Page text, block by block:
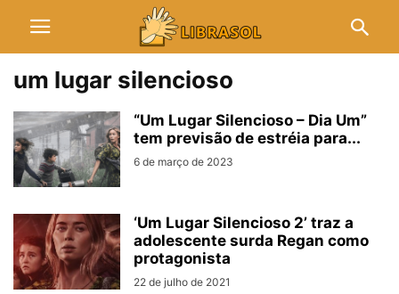
um lugar silencioso
“Um Lugar Silencioso – Dia Um”
tem previsão de estréia para...
6 de março de 2023
‘Um Lugar Silencioso 2’ traz a
adolescente surda Regan como
protagonista
22 de julho de 2021